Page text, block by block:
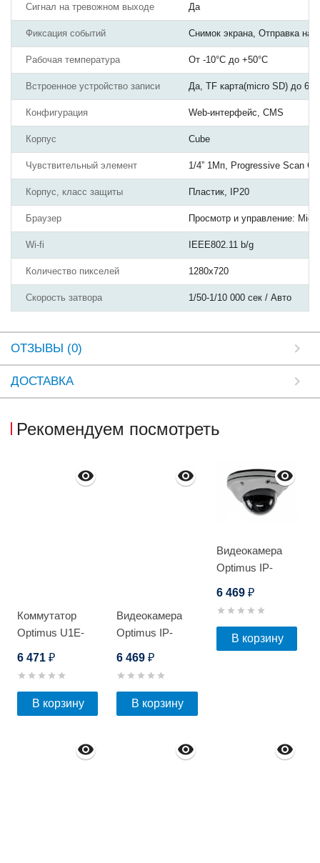
Сигнал на тревожном выходе Да
Фиксация событий Снимок экрана, Отправка на
Рабочая температура От -10°С до +50°С
Встроенное устройство записи Да, TF карта(micro SD) до
Конфигурация Web-интерфейс, CMS
Корпус Cube
Чувствительный элемент 1/4” 1Мп, Progressive Scan
Корпус, класс защиты Пластик, IP20
Браузер Просмотр и управление:
Wi-fi IEEE802.11 b/g
Количество пикселей 1280x720
Скорость затвора 1/50-1/10 000 сек / Авто
ОТЗЫВЫ (0)
ДОСТАВКА
Рекомендуем посмотреть
Коммутатор
Optimus U1E-
6 471 ₽
В корзину
Видеокамера
Optimus IP-
6 469₽
В корзину
Видеокамера
Optimus IP-
6 469 ₽
В корзину